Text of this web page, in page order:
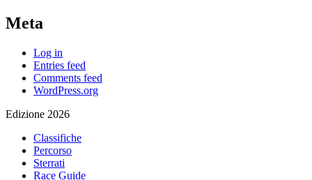
Meta
Log in
Entries feed
Comments feed
WordPress.org
Edizione 2026
Classifiche
Percorso
Sterrati
Race Guide